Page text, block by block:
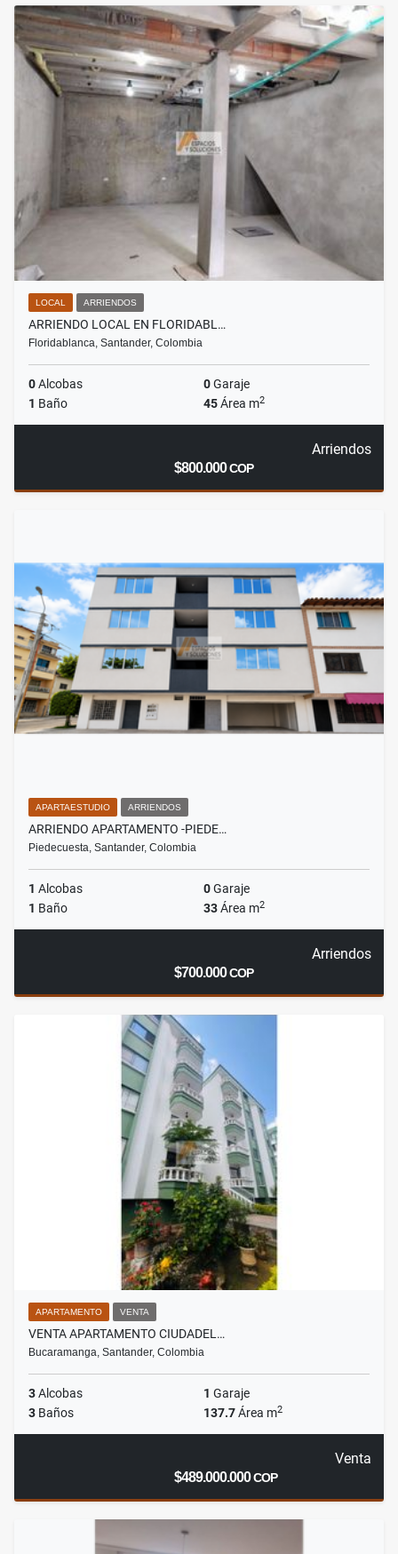
LOCAL ARRIENDOS
ARRIENDO LOCAL EN FLORIDABL…
Floridablanca, Santander, Colombia
0Alcobas 0Garaje
1 Baño 45Área m2
Arriendos
$800.000COP
APARTAESTUDIO ARRIENDOS
ARRIENDO APARTAMENTO -PIEDE…
Piedecuesta, Santander, Colombia
1 Alcobas 0Garaje
1 Baño 33Área m2
Arriendos
$700.000COP
APARTAMENTO VENTA
VENTA APARTAMENTO CIUDADEL…
Bucaramanga, Santander, Colombia
3Alcobas 1 Garaje
3 Baños 137.7Área m2
Venta
$489.000.000COP